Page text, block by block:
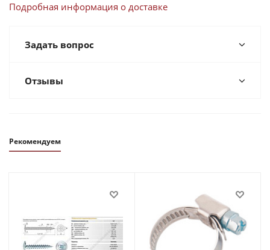
Подробная информация о доставке
Задать вопрос
Отзывы
Рекомендуем